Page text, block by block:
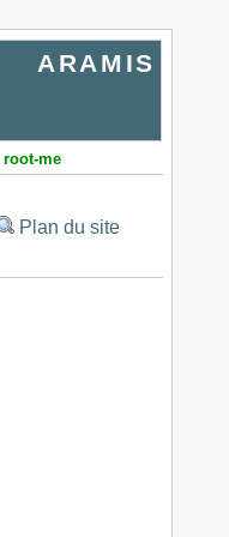
ARAMIS
root-me
Plan du site